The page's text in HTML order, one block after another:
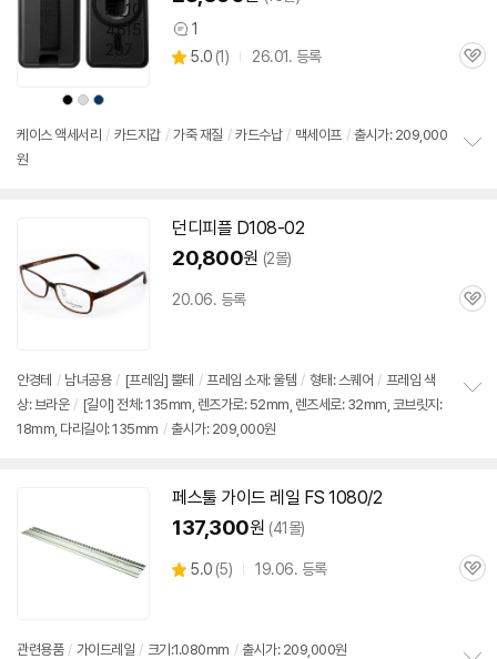
상
품
색
상
상
품
색
상
상
품
색
상
상
품
1
별
5.0 (상
뷰
1) 26.01. 등록
관
케이스 액세서리 / 카드지갑 / 가죽 재질 / 카드수납 / 맥세이프 / 출시가: 209,000
원
던디피플 D108-02
20,800원 (2몰)
20.06. 등록
관
안경테 / 남녀공용 / [프레임] 뿔테 / 프레임 소재: 울템 / 형태: 스퀘어 / 프레임 색
상: 브라운 / [길이] 전체: 135mm, 렌즈가로: 52mm, 렌즈세로: 32mm, 코브릿지:
18mm, 다리길이: 135mm / 출시가: 209,000원
페스툴 가이드 레일 FS 1080/2
137,300원 (41몰)
별
5.0 (상
5) 19.06. 등록
관
관련용품 / 가이드레일 / 크기:1.080mm / 출시가: 209,000원